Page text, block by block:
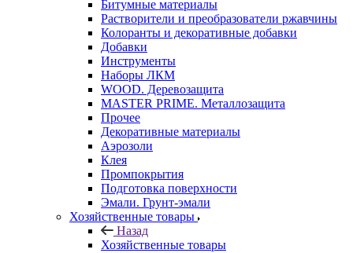
Битумные материалы
Растворители и преобразователи ржавчины
Колоранты и декоративные добавки
Добавки
Инструменты
Наборы ЛКМ
WOOD. Деревозащита
MASTER PRIME. Металлозащита
Прочее
Декоративные материалы
Аэрозоли
Клея
Промпокрытия
Подготовка поверхности
Эмали. Грунт-эмали
Хозяйственные товары
Назад
Хозяйственные товары